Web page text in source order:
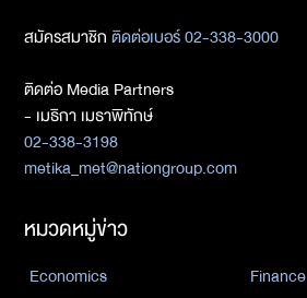
สมัครสมาชิกติดต่อเบอร์ 02-338-3000
ติดต่อ Media Partners
- เมธิกา เมธาพิทักษ์
02-338-3198
metika_met@nationgroup.com
หมวดหมู่ข่าว
Economics
Finance